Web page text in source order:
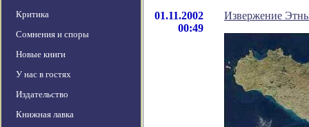
Критика
Сомнения и споры
Новые книги
У нас в гостях
Издательство
Книжная лавка
01.11.2002
00:49
Извержение